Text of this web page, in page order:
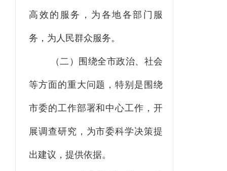
高效的服务，为各地各部门服
务，为人民群众服务。
（二）围绕全市政治、社会
等方面的重大问题，特别是围绕
市委的工作部署和中心工作，开
展调查研究，为市委科学决策提
出建议，提供依据。